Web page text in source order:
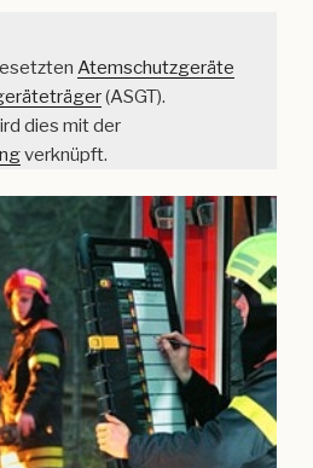
Atemschutzgeräte
(ASGT).
dies mit der
verknüpft.